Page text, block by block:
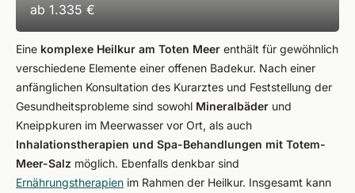
ab 1.335 €
Eine komplexe Heilkur am Toten Meer enthält für gewöhnlich
verschiedene Elemente einer offenen Badekur. Nach einer
anfänglichen Konsultation des Kurarztes und Feststellung der
Gesundheitsprobleme sind sowohl Mineralbäder und
Kneippkuren im Meerwasser vor Ort, als auch
Inhalationstherapien und Spa-Behandlungen mit Totem-
Meer-Salz möglich. Ebenfalls denkbar sind
Ernährungstherapien im Rahmen der Heilkur. Insgesamt kann